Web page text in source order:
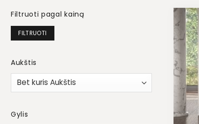
Filtruoti pagal kainą
Min
kaina
Maks
kaina
FILTRUOTI
Aukštis
Gylis